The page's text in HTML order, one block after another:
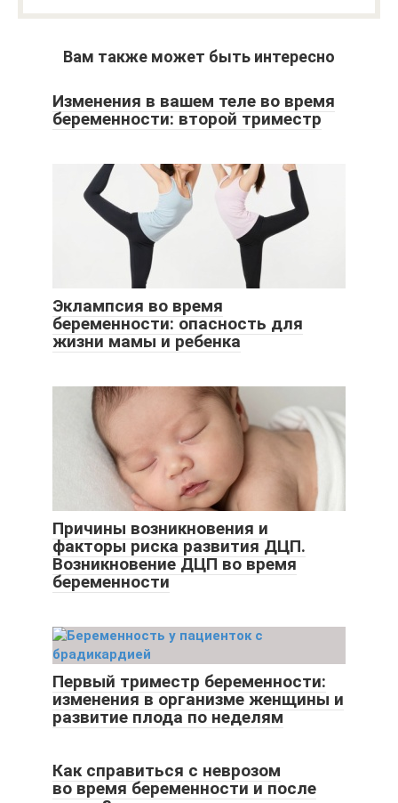
Вам также может быть интересно
Изменения в вашем теле во время
беременности: второй триместр
Эклампсия во время
беременности: опасность для
жизни мамы и ребенка
Причины возникновения и
факторы риска развития ДЦП.
Возникновение ДЦП во время
беременности
Первый триместр беременности:
изменения в организме женщины и
развитие плода по неделям
Как справиться с неврозом
во время беременности и после